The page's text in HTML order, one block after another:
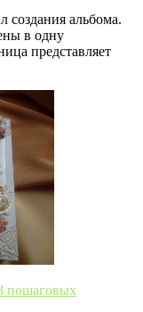
создания альбома.
в одну
представляет